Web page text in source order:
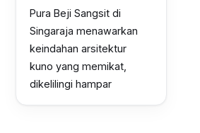
Pura Beji Sangsit di
Singaraja menawarkan
keindahan arsitektur
kuno yang memikat,
dikelilingi hampar